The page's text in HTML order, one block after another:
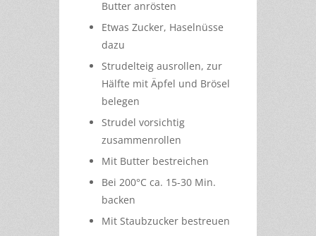
Butter anrösten
Etwas Zucker, Haselnüsse
dazu
Strudelteig ausrollen, zur
Hälfte mit Äpfel und Brösel
belegen
Strudel vorsichtig
zusammenrollen
Mit Butter bestreichen
Bei 200°C ca. 15-30 Min.
backen
Mit Staubzucker bestreuen